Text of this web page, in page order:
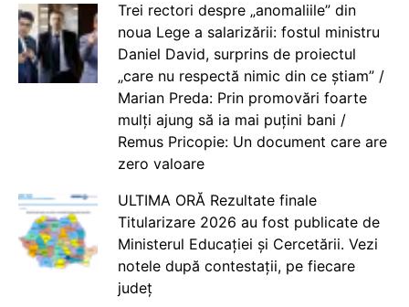
Trei rectori despre „anomaliile” din
noua Lege a salarizării: fostul ministru
Daniel David, surprins de proiectul
„care nu respectă nimic din ce știam” /
Marian Preda: Prin promovări foarte
mulți ajung să ia mai puțini bani /
Remus Pricopie: Un document care are
zero valoare
ULTIMA ORĂ Rezultate finale
Titularizare 2026 au fost publicate de
Ministerul Educației și Cercetării. Vezi
notele după contestații, pe fiecare
județ